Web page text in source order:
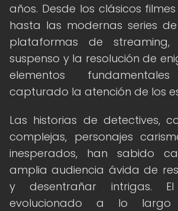
años. Desde los clásicos
hasta las modernas series
plataformas de
suspenso y la resolución de
elementos
capturado la atención de los
Las historias de detectives,
complejas, personajes
inesperados, han sabido
amplia audiencia ávida de
y desentrañar intrigas.
evolucionado a lo largo